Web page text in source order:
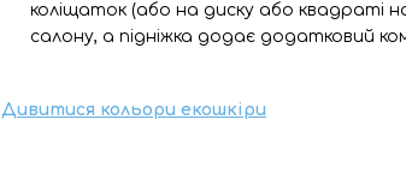
коліщаток (або на диску або квадраті
салону, а підніжка додає додатковий
Дивитися кольори екошкіри